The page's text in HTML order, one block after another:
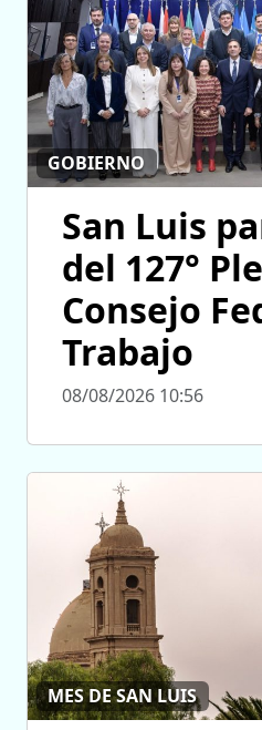
GOBIERNO
San Luis
del 127°
Consejo
Trabajo
08/08/2026 10:56
MES DE SAN LUIS